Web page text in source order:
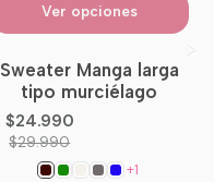
Ver opciones
-17%OFF
No disponible
Sweater Manga larga
tipo murciélago
$24.990
$29.990
+1